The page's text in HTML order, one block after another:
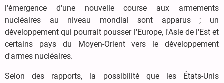
l'émergence d'une nouvelle course aux armements
nucléaires au niveau mondial sont apparus ; un
développement qui pourrait pousser l'Europe, l'Asie de l'Est et
certains pays du Moyen-Orient vers le développement
d'armes nucléaires.
Selon des rapports, la possibilité que les États-Unis